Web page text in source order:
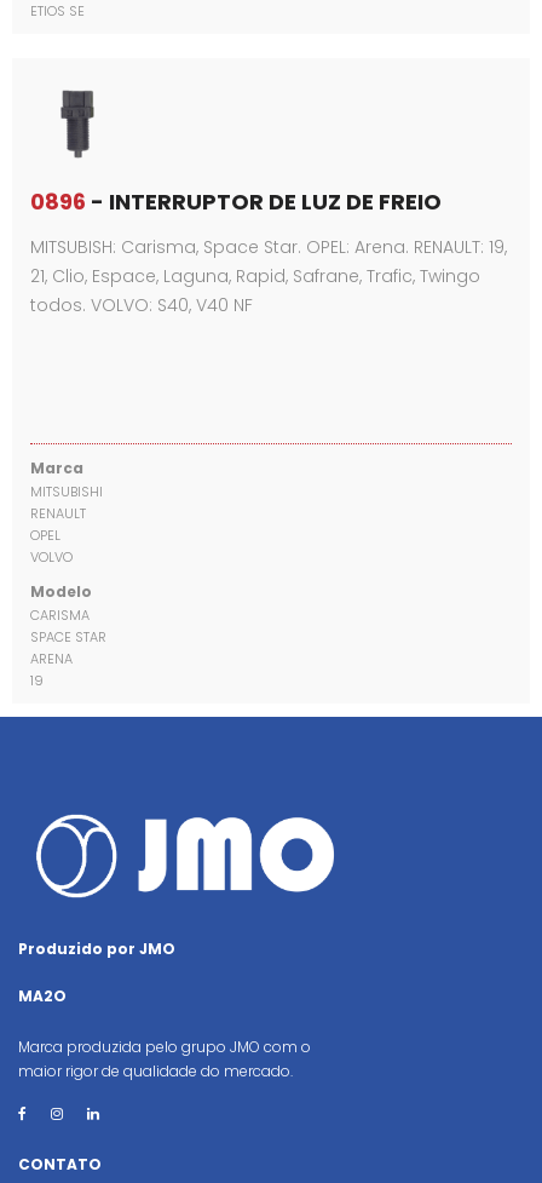
ETIOS SE
0896 - INTERRUPTOR DE LUZ DE FREIO
MITSUBISH: Carisma, Space Star. OPEL: Arena. RENAULT: 19,
21, Clio, Espace, Laguna, Rapid, Safrane, Trafic, Twingo
todos. VOLVO: S40, V40 NF
Marca
MITSUBISHI
RENAULT
OPEL
VOLVO
Modelo
CARISMA
SPACE STAR
ARENA
19
Produzido por JMO
MA2O
Marca produzida pelo grupo JMO com o
maior rigor de qualidade do mercado.
CONTATO